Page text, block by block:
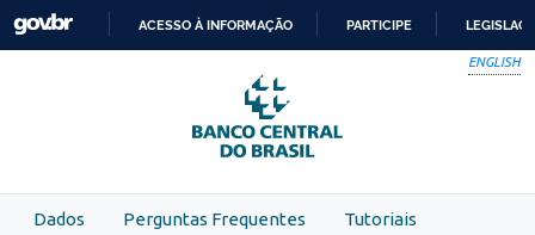
Skip to main content
PARA
O
CONTEÚDO
ACESSO À INFORMAÇÃO PARTICIPE
ENGLISH
Dados Perguntas Frequentes Tutoriais